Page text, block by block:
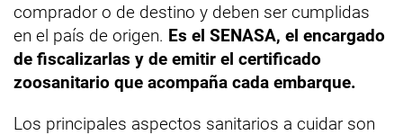
comprador o de destino y deben ser cumplidas
en el país de origen. Es el SENASA, el encargado
de fiscalizarlas y de emitir el certificado
zoosanitario que acompaña cada embarque.
Los principales aspectos sanitarios a cuidar son